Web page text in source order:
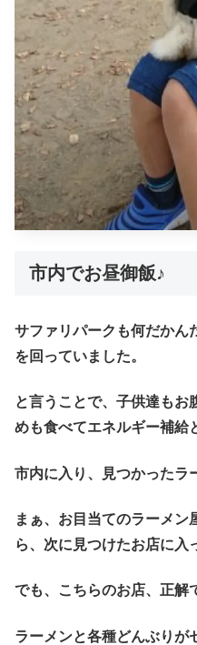
市内でお昼御飯♪
サファリパークも何だかん
を回っていました。
と言うことで、子供達もお
めも食べてエネルギー補給
市内に入り、見つかったラ
まぁ、お目当てのラーメン
ら、次に見つけたお店に入
でも、こちらのお店、正解
ラーメンと各種どんぶりが